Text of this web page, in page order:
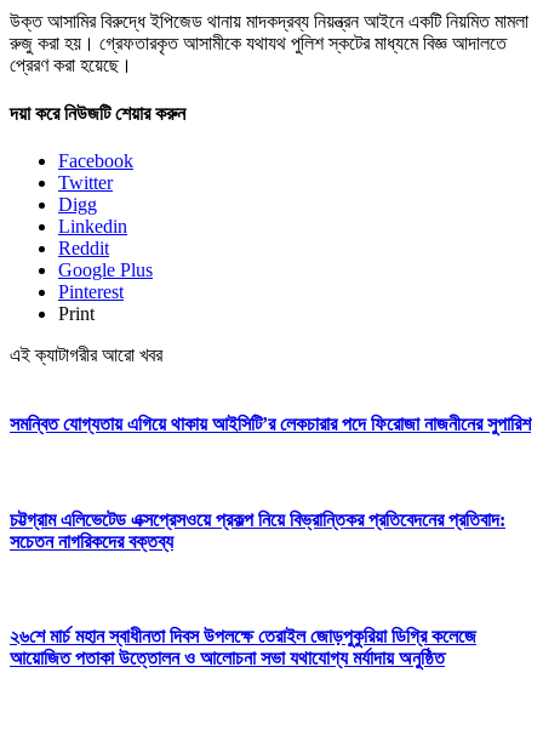
উক্ত আসামির বিরুদ্ধে ইপিজেড থানায় মাদকদ্রব্য নিয়ন্ত্রন আইনে একটি নিয়মিত মামলা
রুজু করা হয়। গ্রেফতারকৃত আসামীকে যথাযথ পুলিশ স্কটের মাধ্যমে বিজ্ঞ আদালতে
প্রেরণ করা হয়েছে।
দয়া করে নিউজটি শেয়ার করুন
Facebook
Twitter
Digg
Linkedin
Reddit
Google Plus
Pinterest
Print
এই ক্যাটাগরীর আরো খবর
সমন্বিত যোগ্যতায় এগিয়ে থাকায় আইসিটি’র লেকচারার পদে ফিরোজা নাজনীনের সুপারিশ
চট্টগ্রাম এলিভেটেড এক্সপ্রেসওয়ে প্রকল্প নিয়ে বিভ্রান্তিকর প্রতিবেদনের প্রতিবাদ:
সচেতন নাগরিকদের বক্তব্য
২৬শে মার্চ মহান স্বাধীনতা দিবস উপলক্ষে তেরাইল জোড়পুকুরিয়া ডিগ্রি কলেজে
আয়োজিত পতাকা উত্তোলন ও আলোচনা সভা যথাযোগ্য মর্যাদায় অনুষ্ঠিত